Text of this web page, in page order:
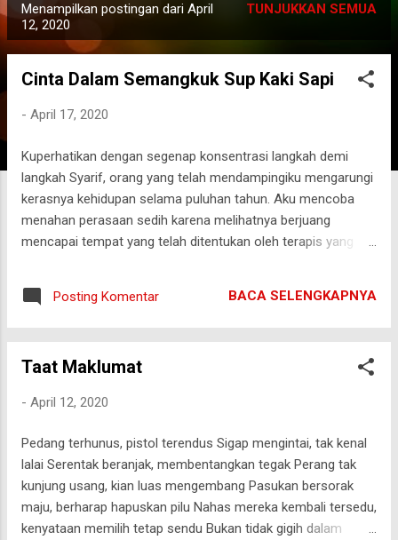
P
o
Menampilkan postingan dari April
12, 2020
TUNJUKKAN SEMUA
Cinta Dalam Semangkuk Sup Kaki Sapi
- April 17, 2020
Kuperhatikan dengan segenap konsentrasi langkah demi
langkah Syarif, orang yang telah mendampingiku mengarungi
kerasnya kehidupan selama puluhan tahun. Aku mencoba
menahan perasaan sedih karena melihatnya berjuang
mencapai tempat yang telah ditentukan oleh terapis yang
lainnya untuk mendorong roda yang penuh dengan sayuran
dari satu rumah ke rumah yang lain tanpa lelah. Impiannya
pendidikan yang tinggi. Bukan untuk kebaikannya sendiri tapi
lelah dalam kamusnya saat itu. Ia hanya ingin yang terbaik
kembali apa yang dulu dimilikinya, yaitu pijakan kakinya agar
kuat kembali menjelajah dunianya tanpa merepotkan orang
lain. Kuusap air mata di pipi agar Syarif bisa melihatku
semangat mendampinginya melewati hari-ha...
Posting Komentar BACA SELENGKAPNYA
Taat Maklumat
- April 12, 2020
Pedang terhunus, pistol terendus Sigap mengintai, tak kenal
lalai Serentak beranjak, membentangkan tegak Perang tak
kunjung usang, kian luas mengembang Pasukan bersorak
maju, berharap hapuskan pilu Nahas mereka kembali tersedu,
kenyataan memilih tetap sendu Bukan tidak gigih dalam